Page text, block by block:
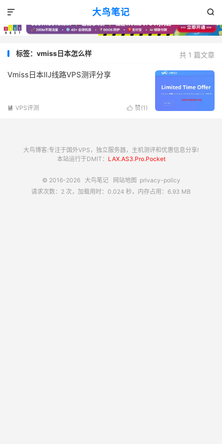
大鸟笔记 

共 1 篇文章
标签：vmiss日本怎么样
Vmiss日本IIJ线路VPS测评分享
 赞(1 )
 VPS评测
大鸟博客:专注于国外VPS，独立服务器，主机测评和优惠信息分享!
本站运行于DMIT： LAX.AS3.Pro.Pocket
© 2016-2026 大鸟笔记 网站地图 privacy-policy
请求次数：2 次，加载用时：0.024 秒，内存占用：6.93 MB